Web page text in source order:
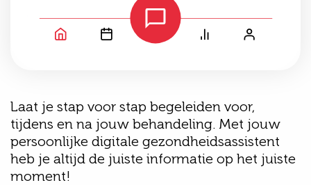
Laat je stap voor stap begeleiden voor,
tijdens en na jouw behandeling. Met jouw
persoonlijke digitale gezondheidsassistent
heb je altijd de juiste informatie op het juiste
moment!